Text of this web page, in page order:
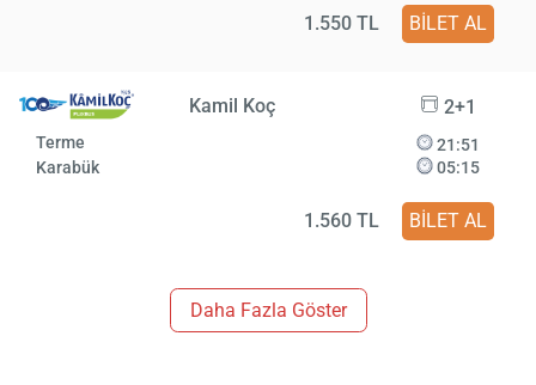
1.550 TL BİLET AL
Kamil Koç 2+1
Terme
Karabük
21:51
05:15
1.560 TL BİLET AL
Daha Fazla Göster